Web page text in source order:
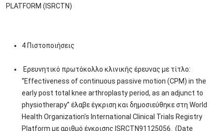
PLATFORM (ISRCTN)
4 Πιστοποιήσεις
Ερευνητικό πρωτόκολλο κλινικής έρευνας με τίτλο:
“Effectiveness of continuous passive motion (CPM) in the
early post total knee arthroplasty period, as an adjunct to
physiotherapy” έλαβε έγκριση και δημοσιεύθηκε στη World
Health Organization's International Clinical Trials Registry
Platform με αριθμό έγκρισης ISRCTN91125056. (Date